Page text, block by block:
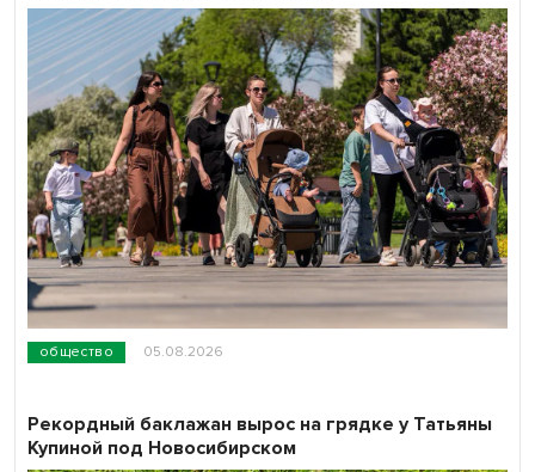
общество 05.08.2026
Рекордный баклажан вырос на грядке у Татьяны
Купиной под Новосибирском